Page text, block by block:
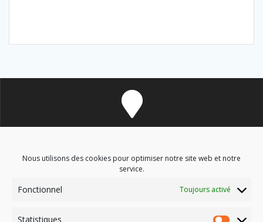
Nous utilisons des cookies pour optimiser notre site web et notre
service.
Fonctionnel Toujours activé
Statistiques